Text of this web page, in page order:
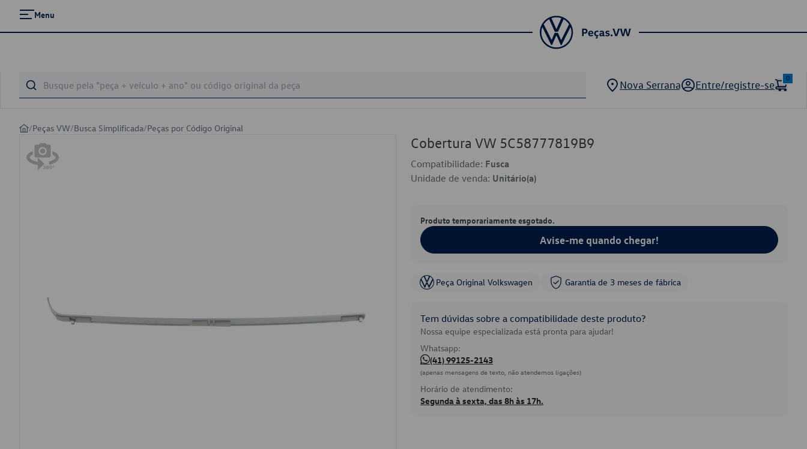
Menu
Nova Serrana Entre/registre-se
0
/Peças VW/Busca Simplificada/Peças por Código Original
Cobertura VW 5C58777819B9
Compatibilidade: Fusca
Unidade de venda: Unitário(a)
Produto temporariamente esgotado.
Avise-me quando chegar!
Peça Original Volkswagen Garantia de 3 meses de fábrica
Tem dúvidas sobre a compatibilidade deste produto?
Nossa equipe especializada está pronta para ajudar!
Whatsapp:
(41) 99125-2143
(apenas mensagens de texto, não atendemos ligações)
Horário de atendimento:
Segunda à sexta, das 8h às 17h.